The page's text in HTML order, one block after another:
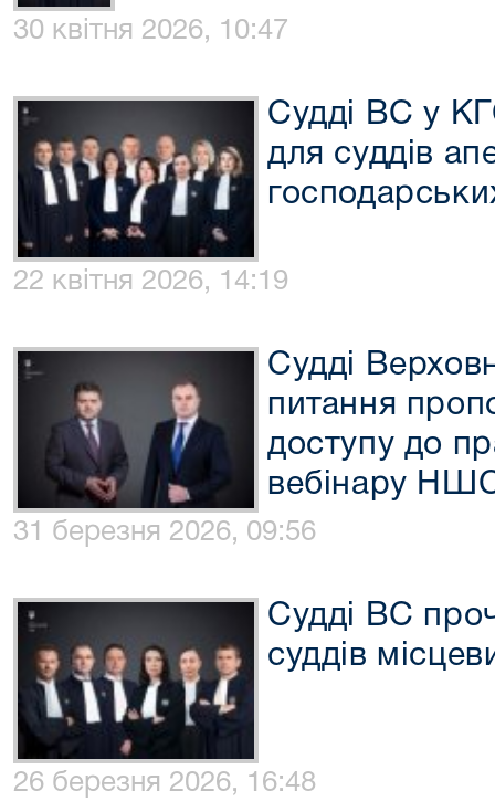
30 квітня 2026, 10:47
Судді ВС у
для суддів
22 квітня 2026, 14:19
Судді
питання
доступу до
вебінару
31 березня 2026, 09:56
Судді ВС
суддів
26 березня 2026, 16:48